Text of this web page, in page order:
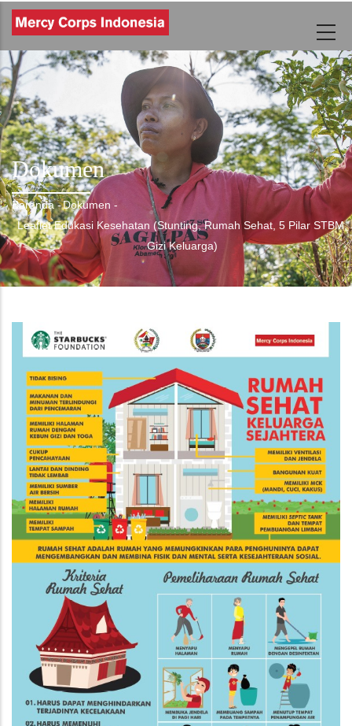
Lompat
ke
isi
utama
Dokumen
Breadcrumb
Beranda -Dokumen -
Leaflet Edukasi Kesehatan (Stunting, Rumah Sehat, 5 Pilar STBM,
Gizi Keluarga)